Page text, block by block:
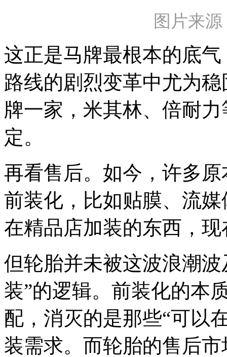
图片来
这正是马牌最根本的底
路线的剧烈变革中尤为
牌一家，米其林、倍耐
定。
再看售后。如今，许多
前装化，比如贴膜、流
在精品店加装的东西，
但轮胎并未被这波浪潮
装”的逻辑。前装化的本
配，消灭的是那些“可以
装需求。而轮胎的售后